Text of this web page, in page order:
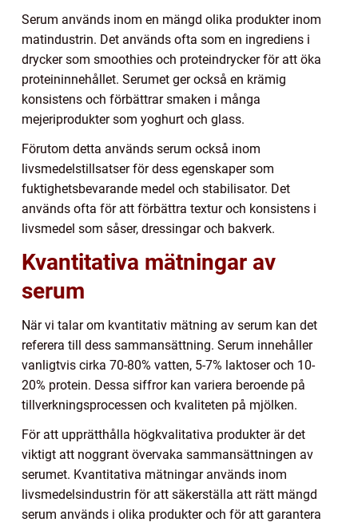
Serum används inom en mängd olika produkter inom
matindustrin. Det används ofta som en ingrediens i
drycker som smoothies och proteindrycker för att öka
proteininnehållet. Serumet ger också en krämig
konsistens och förbättrar smaken i många
mejeriprodukter som yoghurt och glass.
Förutom detta används serum också inom
livsmedelstillsatser för dess egenskaper som
fuktighetsbevarande medel och stabilisator. Det
används ofta för att förbättra textur och konsistens i
livsmedel som såser, dressingar och bakverk.
Kvantitativa mätningar av
serum
När vi talar om kvantitativ mätning av serum kan det
referera till dess sammansättning. Serum innehåller
vanligtvis cirka 70-80% vatten, 5-7% laktoser och 10-
20% protein. Dessa siffror kan variera beroende på
tillverkningsprocessen och kvaliteten på mjölken.
För att upprätthålla högkvalitativa produkter är det
viktigt att noggrant övervaka sammansättningen av
serumet. Kvantitativa mätningar används inom
livsmedelsindustrin för att säkerställa att rätt mängd
serum används i olika produkter och för att garantera